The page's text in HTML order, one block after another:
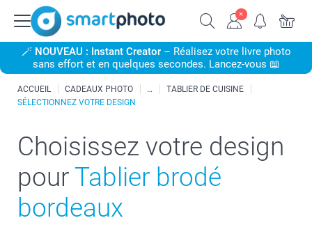
🪄 NOUVEAU : Instant Creator– Réalisez votre livre photo
sans effort et en quelques secondes. Lancez-vous 📖
ACCUEIL CADEAUX PHOTO
TABLIER DE CUISINE
SÉLECTIONNEZ VOTRE DESIGN
Choisissez votre design
pour Tablier brodé
bordeaux